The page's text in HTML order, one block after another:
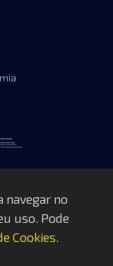
-
navegar no
uso. Pode
Cookies.